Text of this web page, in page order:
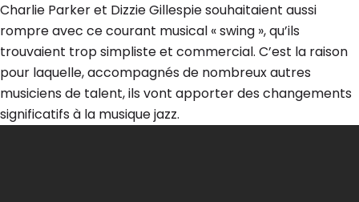
Charlie Parker et Dizzie Gillespie souhaitaient aussi
rompre avec ce courant musical « swing », qu’ils
trouvaient trop simpliste et commercial. C’est la raison
pour laquelle, accompagnés de nombreux autres
musiciens de talent, ils vont apporter des changements
significatifs à la musique jazz.